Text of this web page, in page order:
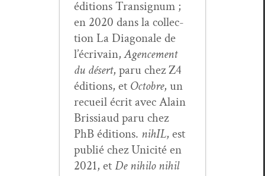
édi­tions Tran­signum ;
en 2020 dans la col­lec­
tion La Diag­o­nale de
l’écrivain,Agence­ment
du désert, paru chez Z4
édi­tions, et Octo­bre, un
recueil écrit avec Alain
Bris­si­aud paru chez
PhB édi­tions. nihIL, est
pub­lié chez Unic­ité en
2021, etDe nihi­lo nihil